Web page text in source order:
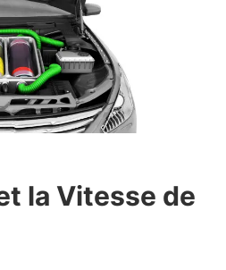
la Vitesse de